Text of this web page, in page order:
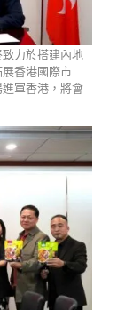
力於搭建內地
香港國際市
軍香港，將會